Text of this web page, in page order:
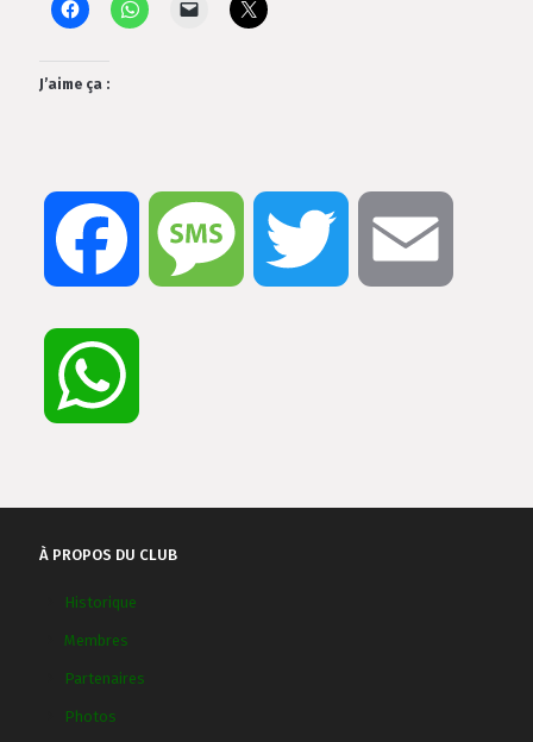
J’aime ça :
Facebook Message Twitter
À PROPOS DU CLUB
Historique
Membres
Partenaires
Photos